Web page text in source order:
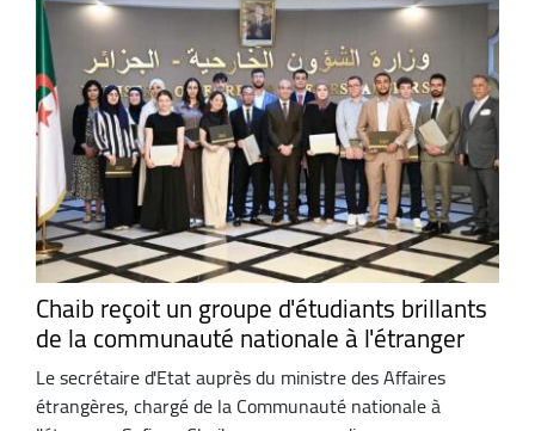
Chaib reçoit un groupe d'étudiants brillants
de la communauté nationale à l'étranger
Le secrétaire d'Etat auprès du ministre des Affaires
étrangères, chargé de la Communauté nationale à